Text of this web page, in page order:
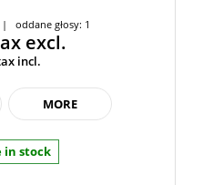
oddane głosy: 1
excl.
incl.
MORE
in stock